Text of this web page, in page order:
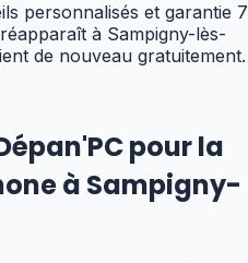
personnalisés et garantie 7
à Sampigny-lès-
de nouveau gratuitement.
pourla
à Sampigny-